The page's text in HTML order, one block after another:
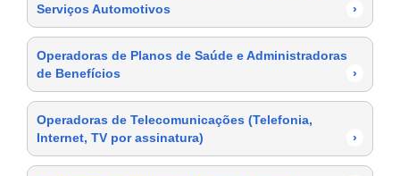
Serviços Automotivos
›
Operadoras de Planos de Saúde e Administradoras
de Benefícios
›
Operadoras de Telecomunicações (Telefonia,
Internet, TV por assinatura)
›